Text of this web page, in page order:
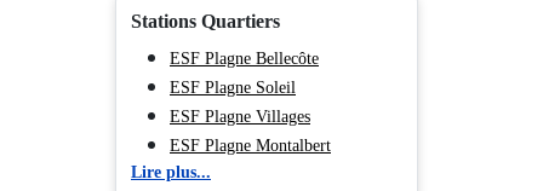
ESF Saint Jean d'Arves
ESF Valfréjus
ESF Albiez Montrond
ESF Les Carroz d'Araches
ESF La Toussuire
ESF Valmeinier
Stations Quartiers
ESF Plagne Bellecôte
ESF Plagne Soleil
ESF Plagne Villages
ESF Plagne Montalbert
ESF Plagne - Champagny en
Lire plus...